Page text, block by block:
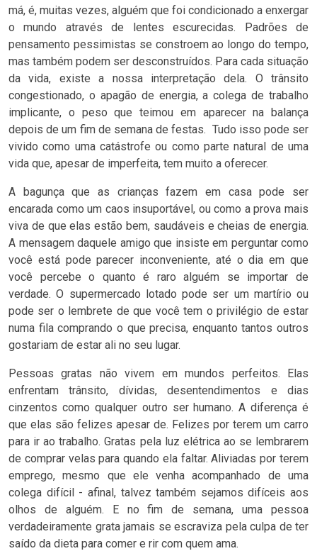
má, é, muitas vezes, alguém que foi condicionado a enxergar
o mundo através de lentes escurecidas. Padrões de
pensamento pessimistas se constroem ao longo do tempo,
mas também podem ser desconstruídos. Para cada situação
da vida, existe a nossa interpretação dela. O trânsito
congestionado, o apagão de energia, a colega de trabalho
implicante, o peso que teimou em aparecer na balança
depois de um fim de semana de festas. Tudo isso pode ser
vivido como uma catástrofe ou como parte natural de uma
vida que, apesar de imperfeita, tem muito a oferecer.
A bagunça que as crianças fazem em casa pode ser
encarada como um caos insuportável, ou como a prova mais
viva de que elas estão bem, saudáveis e cheias de energia.
A mensagem daquele amigo que insiste em perguntar como
você está pode parecer inconveniente, até o dia em que
você percebe o quanto é raro alguém se importar de
verdade. O supermercado lotado pode ser um martírio ou
pode ser o lembrete de que você tem o privilégio de estar
numa fila comprando o que precisa, enquanto tantos outros
gostariam de estar ali no seu lugar.
Pessoas gratas não vivem em mundos perfeitos. Elas
enfrentam trânsito, dívidas, desentendimentos e dias
cinzentos como qualquer outro ser humano. A diferença é
que elas são felizes apesar de. Felizes por terem um carro
para ir ao trabalho. Gratas pela luz elétrica ao se lembrarem
de comprar velas para quando ela faltar. Aliviadas por terem
emprego, mesmo que ele venha acompanhado de uma
colega difícil - afinal, talvez também sejamos difíceis aos
olhos de alguém. E no fim de semana, uma pessoa
verdadeiramente grata jamais se escraviza pela culpa de ter
saído da dieta para comer e rir com quem ama.